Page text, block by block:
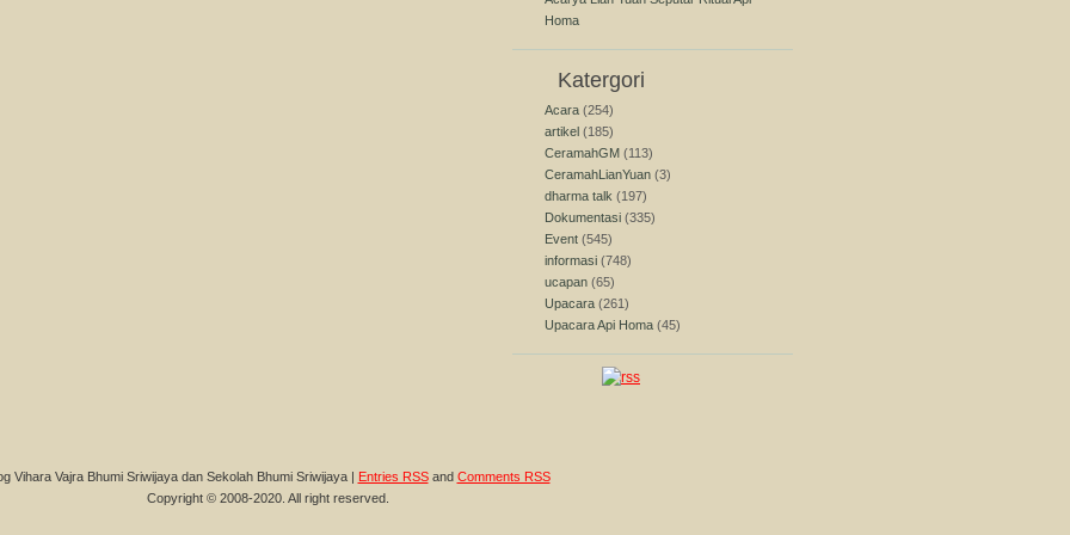
Homa
Katergori
Acara (254)
artikel (185)
CeramahGM (113)
CeramahLianYuan (3)
dharma talk (197)
Dokumentasi (335)
Event (545)
informasi (748)
ucapan (65)
Upacara (261)
Upacara Api Homa (45)
Vihara Vajra Bhumi Sriwijaya dan Sekolah Bhumi Sriwijaya | Entries RSSand Comments RSS
Copyright © 2008-2020. All right reserved.